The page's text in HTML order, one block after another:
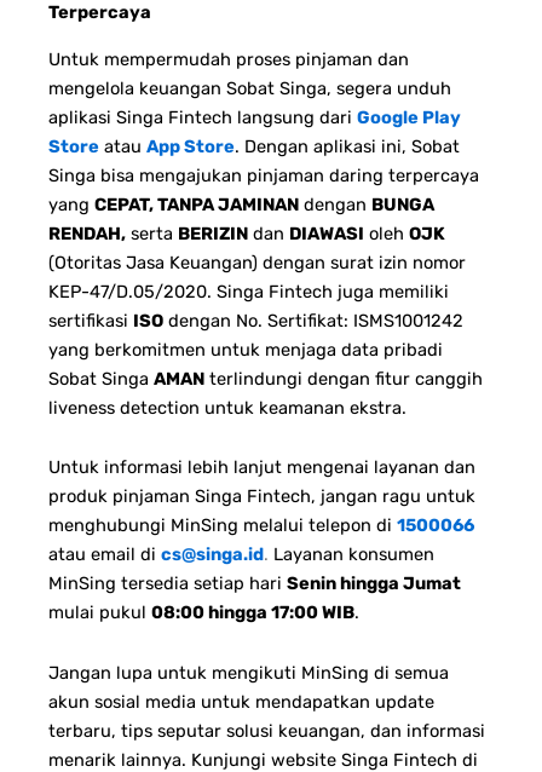
Terpercaya
Untuk mempermudah proses pinjaman dan
mengelola keuangan Sobat Singa, segera unduh
aplikasi Singa Fintech langsung dari Google Play
Store atau App Store. Dengan aplikasi ini, Sobat
Singa bisa mengajukan pinjaman daring terpercaya
yang CEPAT, TANPA JAMINAN dengan BUNGA
RENDAH, serta BERIZIN dan DIAWASI oleh OJK
(Otoritas Jasa Keuangan) dengan surat izin nomor
KEP-47/D.05/2020. Singa Fintech juga memiliki
sertifikasi ISO dengan No. Sertifikat: ISMS1001242
yang berkomitmen untuk menjaga data pribadi
Sobat Singa AMAN terlindungi dengan fitur canggih
liveness detection untuk keamanan ekstra.
Untuk informasi lebih lanjut mengenai layanan dan
produk pinjaman Singa Fintech, jangan ragu untuk
menghubungi MinSing melalui telepon di 1500066
atau email di cs@singa.id. Layanan konsumen
MinSing tersedia setiap hari Senin hingga Jumat
mulai pukul 08:00 hingga 17:00 WIB.
Jangan lupa untuk mengikuti MinSing di semua
akun sosial media untuk mendapatkan update
terbaru, tips seputar solusi keuangan, dan informasi
menarik lainnya. Kunjungi website Singa Fintech di